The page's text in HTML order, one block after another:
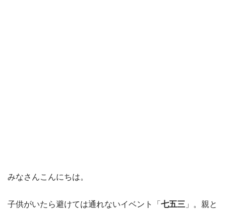
みなさんこんにちは。
子供がいたら避けては通れないイベント「 七五三 」。親と